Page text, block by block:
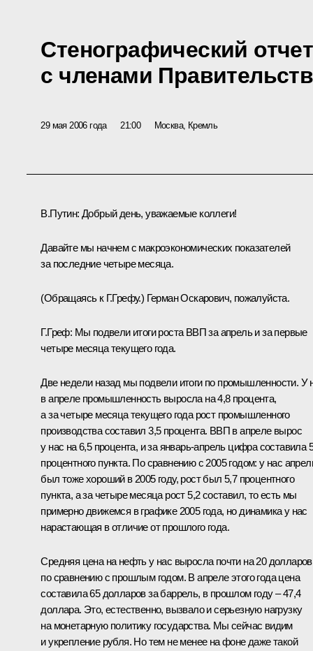
Стенографический
с членами
29 мая 2006 года 21:00 Москва, Кремль
В.Путин: Добрый день, уважаемые коллеги!
Давайте мы начнем с макроэкономических показателей
за последние четыре месяца.
(Обращаясь к Г.Грефу.) Герман Оскарович, пожалуйста.
Г.Греф: Мы подвели итоги роста ВВП за апрель и за первые
четыре месяца текущего года.
Две недели назад мы подвели итоги по промышленности. У
в апреле промышленность выросла на 4,8 процента,
а за четыре месяца текущего года рост промышленного
производства составил 3,5 процента. ВВП в апреле вырос
у нас на 6,5 процента, и за январь-апрель цифра составила
процентного пункта. По сравнению с 2005 годом: у нас
был тоже хороший в 2005 году, рост был 5,7 процентного
пункта, а за четыре месяца рост 5,2 составил, то есть мы
примерно движемся в графике 2005 года, но динамика у нас
нарастающая в отличие от прошлого года.
Средняя цена на нефть у нас выросла почти на 20 долларов
по сравнению с прошлым годом. В апреле этого года цена
составила 65 долларов за баррель, в прошлом году – 47,4
доллара. Это, естественно, вызвало и серьезную нагрузку
на монетарную политику государства. Мы сейчас видим
и укрепление рубля. Но тем не менее на фоне даже такой